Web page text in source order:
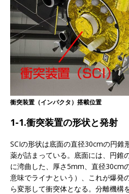
衝突装置（インパクタ）搭載位置
1-1.衝突装置の形状と発射
SCIの形状は底面の直径30cmの円錐
薬が詰まっている。底面には、円錐
に湾曲した、厚さ5mm、直径30cm
意味でライナという）、これが爆発
ら変形して衝突体となる。分離機構